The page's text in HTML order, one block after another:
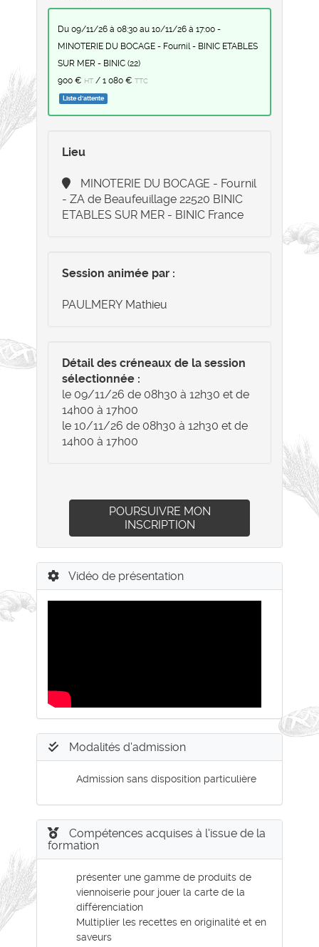
du 09/11/26 à 08:30 au 10/11/26 à 17:00 -
MINOTERIE DU BOCAGE - Fournil - BINIC ETABLES
SUR MER - BINIC (22)
900 € HT /1 080 €TTC
Liste d'attente
Lieu
- ZA de Beaufeuillage 22520 BINIC
ETABLES SUR MER - BINIC France
Session animée par :
PAULMERY Mathieu
Détail des créneaux de la session
sélectionnée :
le 09/11/26 de 08h30 à 12h30 et de
14h00 à 17h00
le 10/11/26 de 08h30 à 12h30 et de
14h00 à 17h00
POURSUIVRE MON
INSCRIPTION
Vidéo de présentation
Modalités d'admission
Admission sans disposition particulière
Compétences acquises à l'issue de la
formation
présenter une gamme de produits de
viennoiserie pour jouer la carte de la
différenciation
Multiplier les recettes en originalité et en
saveurs